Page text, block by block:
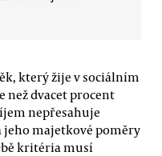
který žije v sociálním
než dvacet procent
nepřesahuje
jeho majetkové poměry
kritéria musí